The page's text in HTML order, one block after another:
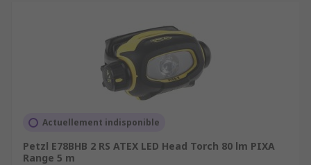
Actuellement indisponible
Petzl E78BHB 2 RS ATEX LED Head Torch 80 lm PIXA
Range 5 m